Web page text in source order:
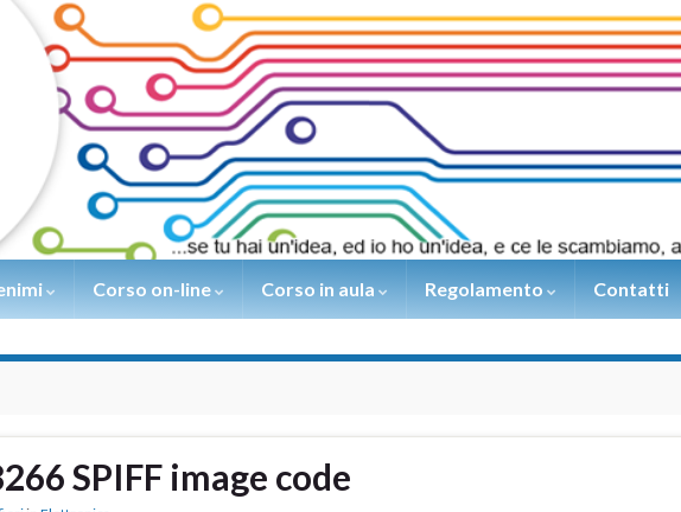
Corso on-line Corso in aula Regolamento Contatti
SPIFF image code